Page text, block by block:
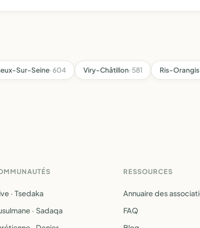
Sur-Seine· 604 Viry-Châtillon· 581 Ris-Orangis
· Tsedaka
· Sadaqa
RESSOURCES
Annuaire des
FAQ